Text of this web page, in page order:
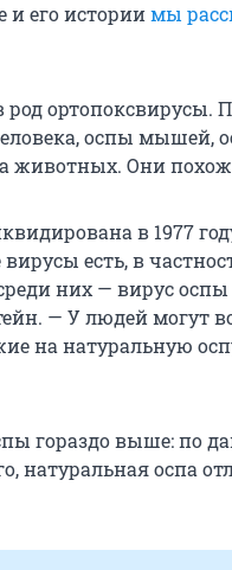
и его историимы
ортопоксвирусы.
оспы мышей,
животных. Они
в 1977
есть, в
них — вирус
— У людей могут
на натуральную
гораздо выше: по
натуральная оспа